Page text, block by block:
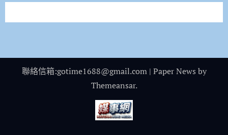
聯絡信箱:gotime1688@gmail.com | Paper News by
Themeansar.